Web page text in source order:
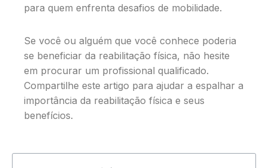
para quem enfrenta desafios de mobilidade.
Se você ou alguém que você conhece poderia
se beneficiar da reabilitação física, não hesite
em procurar um profissional qualificado.
Compartilhe este artigo para ajudar a espalhar a
importância da reabilitação física e seus
benefícios.